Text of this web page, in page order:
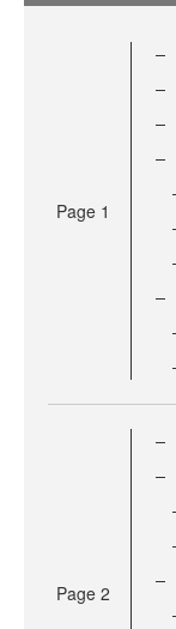
Page 1
Page 2